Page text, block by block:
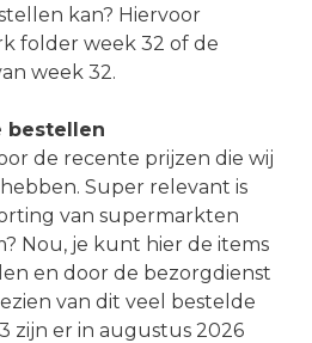
kan? Hiervoor
folder week 32 of de
week 32.
bestellen
de recente prijzen die wij
Super relevant is
van supermarkten
Nou, je kunt hier de items
en door de bezorgdienst
van dit veel bestelde
zijn er in augustus 2026